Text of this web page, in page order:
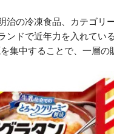
の冷凍食品、カテゴリ
ドで近年力を入れてい
集中することで、一層の